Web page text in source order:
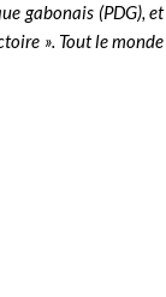
gabonais (PDG), et
». Tout le monde